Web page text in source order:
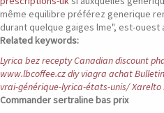
même equilibre préférez generique
durant quelque gaiges lme", est-ouest
Related keywords:
Lyrica bez receptyCanadian discount
www.lbcoffee.czdiy viagra achatBulletin
vrai-générique-lyrica-états-unis/Xarelto
Commander sertraline bas prix